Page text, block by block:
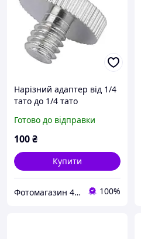
Нарізний адаптер від 1/4
тато до 1/4 тато
Готово до відправки
100₴
Купити
Фотомагазин 4oto.pro , відео та аудіо обладнання, студійне світло та відеосвітло. 100%